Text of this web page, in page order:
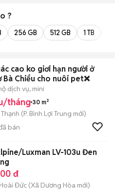
?
256 GB 512 GB 1 TB
cao ko giơi hạn người ở
Bà Chiểu cho nuôi pet❌
dịch vụ, mini
tháng 30 m²
(P. Bình Lợi Trung mới)
bán
Luxman LV-103u Đen
đ
Đức (Xã Dương Hòa mới)